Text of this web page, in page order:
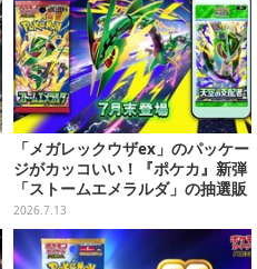
「メガレックウザex」のパッケー
ジがカッコいい！『ポケカ』新弾
「ストームエメラルダ」の抽選販
売がヨドバシで実施
2026.7.13